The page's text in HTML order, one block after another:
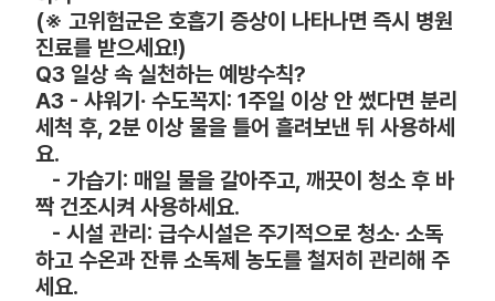
(※ 고위험군은 호흡기 증상이 나타나면 즉시 병원
진료를 받으세요!)
Q3 일상 속 실천하는 예방수칙?
A3 - 샤워기 ·수도꼭지: 1주일 이상 안 썼다면 분리
세척 후, 2분 이상 물을 틀어 흘려보낸 뒤 사용하세
요.
- 가습기: 매일 물을 갈아주고, 깨끗이 청소 후 바
짝 건조시켜 사용하세요.
- 시설 관리: 급수시설은 주기적으로 청소·소독
하고 수온과 잔류 소독제 농도를 철저히 관리해 주
세요.